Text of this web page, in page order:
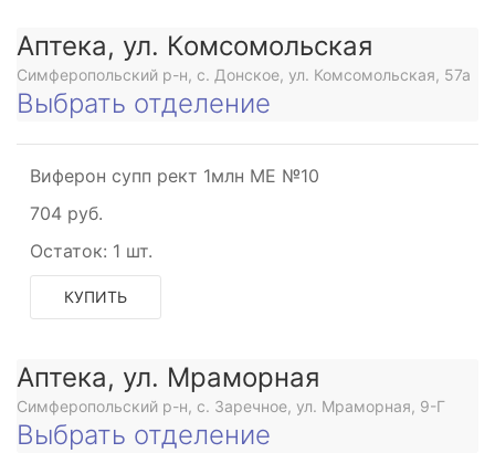
Аптека, ул. Комсомольская
Симферопольский р-н, с. Донское, ул. Комсомольская, 57а
Выбрать отделение
Виферон супп рект 1млн МЕ №10
704 руб.
Остаток: 1 шт.
КУПИТЬ
Аптека, ул. Мраморная
Симферопольский р-н, с. Заречное, ул. Мраморная, 9-Г
Выбрать отделение